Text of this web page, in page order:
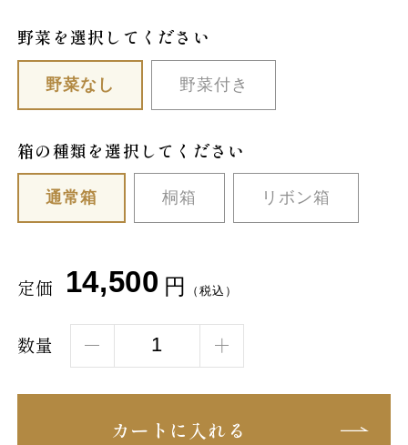
野菜を選択してください
野菜なし 野菜付き
箱の種類を選択してください
通常箱 桐箱 リボン箱
定価 14,500 円 （税込）
数量
カートに入れる